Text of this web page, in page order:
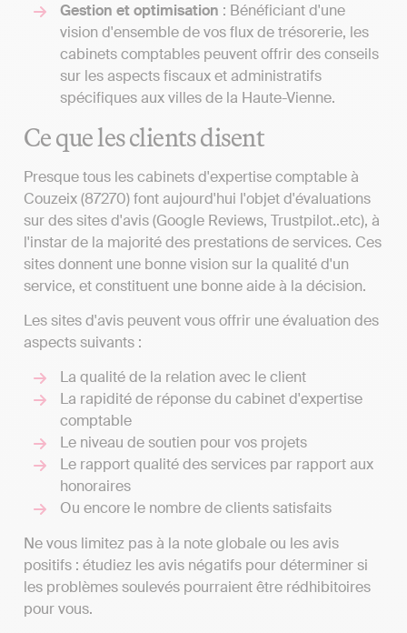
Gestion et optimisation : Bénéficiant d'une
vision d'ensemble de vos flux de trésorerie, les
cabinets comptables peuvent offrir des conseils
sur les aspects fiscaux et administratifs
spécifiques aux villes de la Haute-Vienne.
Ce que les clients disent
Presque tous les cabinets d'expertise comptable à
Couzeix (87270) font aujourd'hui l'objet d'évaluations
sur des sites d'avis (Google Reviews, Trustpilot..etc), à
l'instar de la majorité des prestations de services. Ces
sites donnent une bonne vision sur la qualité d'un
service, et constituent une bonne aide à la décision.
Les sites d'avis peuvent vous offrir une évaluation des
aspects suivants :
La qualité de la relation avec le client
La rapidité de réponse du cabinet d'expertise
comptable
Le niveau de soutien pour vos projets
Le rapport qualité des services par rapport aux
honoraires
Ou encore le nombre de clients satisfaits
Ne vous limitez pas à la note globale ou les avis
positifs : étudiez les avis négatifs pour déterminer si
les problèmes soulevés pourraient être rédhibitoires
pour vous.